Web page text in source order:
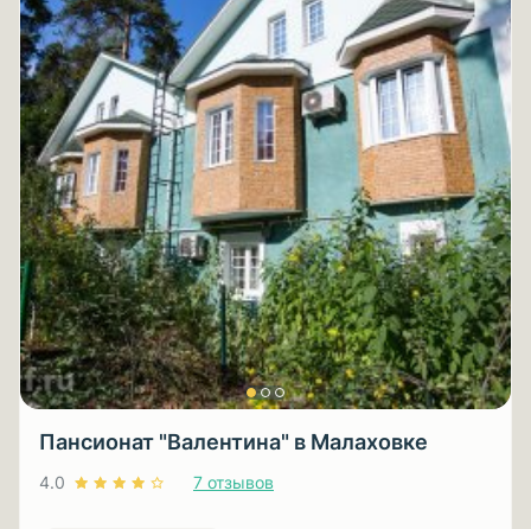
Пансионат "Валентина" в Малаховке
4.0 7 отзывов